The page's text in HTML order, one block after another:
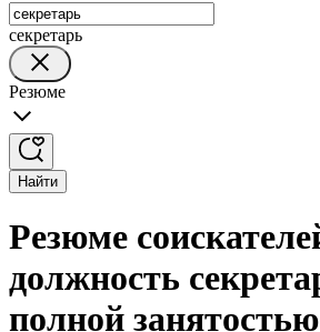
секретарь
Резюме
Найти
Резюме
должность
полной